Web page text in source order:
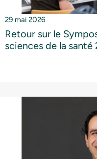
29 mai 2026
Retour sur le
sciences de la santé